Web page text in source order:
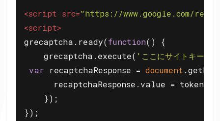
<script src="https://www.google.com/
<script>
grecaptcha.ready(function( ) {
grecaptcha.execute( 'ここにサイトキーを
var recaptchaResponse = document
recaptchaResponse.value = token;
});